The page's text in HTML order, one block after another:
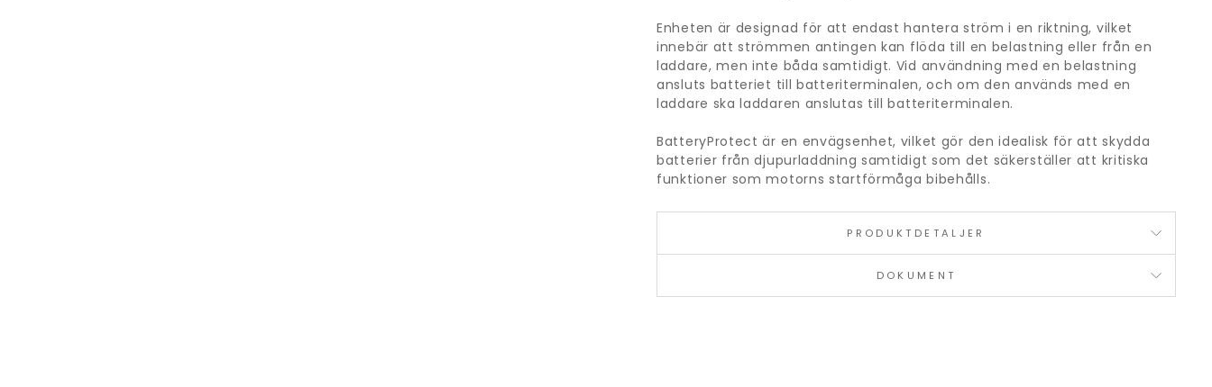
Enheten är designad för att endast hantera ström i en riktning, vilket
innebär att strömmen antingen kan flöda till en belastning eller från en
laddare, men inte båda samtidigt. Vid användning med en belastning
ansluts batteriet till batteriterminalen, och om den används med en
laddare ska laddaren anslutas till batteriterminalen.
BatteryProtect är en envägsenhet, vilket gör den idealisk för att skydda
batterier från djupurladdning samtidigt som det säkerställer att kritiska
funktioner som motorns startförmåga bibehålls.
PRODUKTDETALJER
DOKUMENT